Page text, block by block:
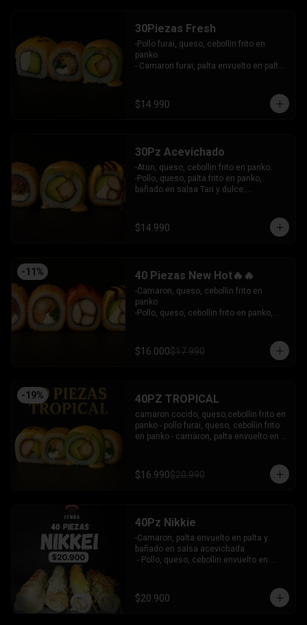
30Piezas Fresh
-Pollo furai, queso, cebollin frito en
panko.
- Camaron furai, palta envuelto en palta
queso y mango, bañado en salsa de
maracuya.
$14.990
30Pz Acevichado
-Atun, queso, cebollin frito en panko.
-Pollo, queso, palta frito en panko,
bañado en salsa Tari y dulce.
INCLUYE: 3 SALSAS - 2 PALITOS
$14.990
-11 % 40 Piezas New Hot🔥🔥
-Camaron, queso, cebollin frito en
panko.
-Pollo, queso, cebollin frito en panko,
bañado en salsa tari y dulce.
-Atun, queso, cebollin frito en panko.
$16.000$17.990
-19% 40PZ TROPICAL
camaron cocido, queso,cebollin frito en
panko - pollo furai, queso, cebollin frito
en panko - camaron, palta envuelto en
bañado en salsa de maracuya
INCLUYE: 3 SALSAS - 2 PALITOS
$16.990$20.990
40Pz Nikkie
-Camaron, palta envuelto en palta y
bañado en salsa acevichada
- Pollo, queso, cebollin envuelto en
guacamole y wantanes fritos
- Salmon, palta envuelto en nori frito en
$20.900